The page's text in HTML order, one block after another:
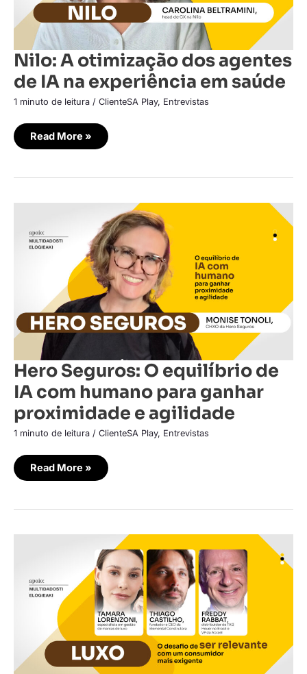
Nilo: A otimização dos agentes
de IA na experiência em saúde
1 minuto de leitura / ClienteSA Play, Entrevistas
Read More »
Hero Seguros: O equilíbrio de
IA com humano para ganhar
proximidade e agilidade
1 minuto de leitura / ClienteSA Play, Entrevistas
equilíbrio
de
ganhar
proximidade
e
agilidade
Read More »
Luxo:
ser
relevante
com
consumidor
exigente